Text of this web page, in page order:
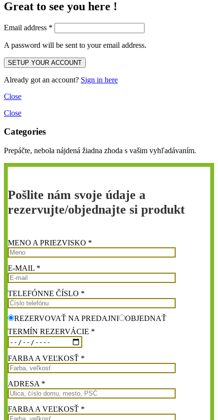
Great to see you here !
Email address *
A password will be sent to your email address.
Already got an account? Sign in here
Close
Close
Categories
Prepáčte, nebola nájdená žiadna zhoda s vašim vyhľadávaním.
Pošlite nám svoje údaje a
rezervujte/objednajte si produkt
MENO A PRIEZVISKO *
E-MAIL *
TELEFÓNNE ČÍSLO *
REZERVOVAŤ NA PREDAJNI
OBJEDNAŤ
TERMÍN REZERVÁCIE *
FARBA A VEĽKOSŤ *
ADRESA *
FARBA A VEĽKOSŤ *